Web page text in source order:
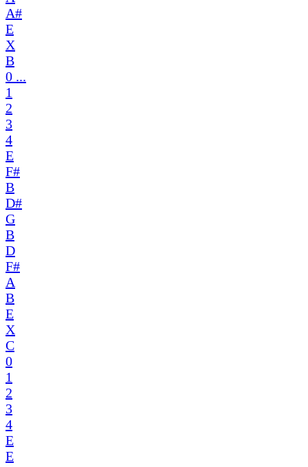
A#
E
X
B
0 ...
1
2
3
4
E
F#
B
D#
G
B
D
F#
A
B
E
X
C
0
1
2
3
4
E
E